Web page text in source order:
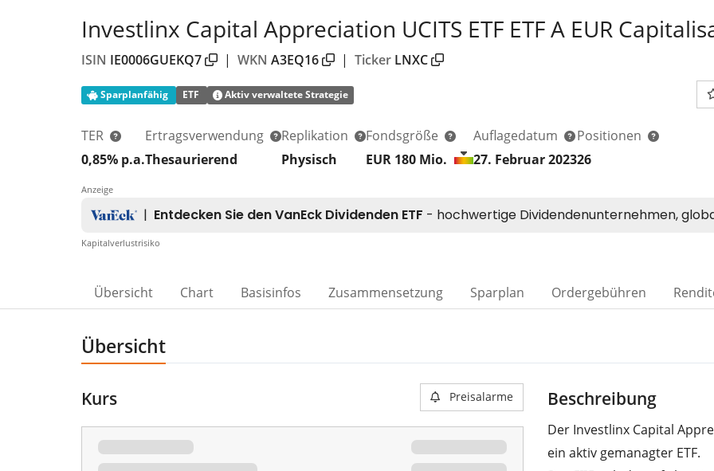
Investlinx Capital Appreciation UCITS ETF ETF A EUR
ISIN IE0006GUEKQ7 | WKN A3EQ16 | Ticker LNXC
Sparplanfähig ETF Aktiv verwaltete Strategie
TER
0,85% p.a.
Ertragsverwendung
Thesaurierend
Replikation
Physisch
Fondsgröße
EUR 180 Mio.
Auflagedatum
27. Februar 2023
Positionen
26
Anzeige
Kapitalverlustrisiko
Übersicht Chart Basisinfos Zusammensetzung Sparplan Ordergebühren
Übersicht
Kurs Preisalarme Beschreibung
Der Investlinx Capital
ein aktiv gemanagter ETF.